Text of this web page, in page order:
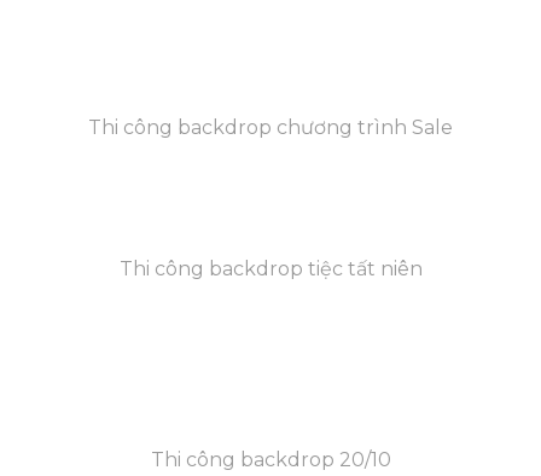
Thi công backdrop chương trình Sale
Thi công backdrop tiệc tất niên
Thi công backdrop 20/10